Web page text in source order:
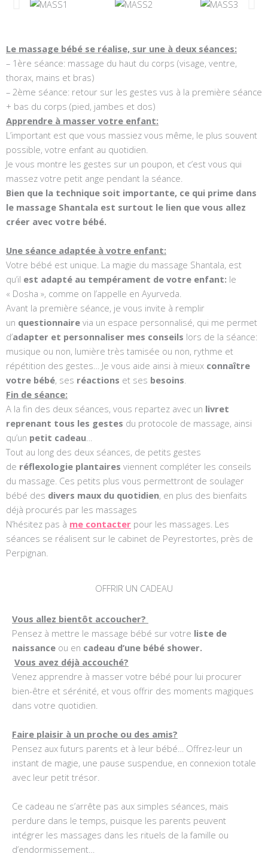
Le massage bébé se réalise, sur une à deux séances:
– 1ère séance: massage du haut du corps (visage, ventre,
thorax, mains et bras)
– 2ème séance: retour sur les gestes vus à la première séance
+ bas du corps (pied, jambes et dos)
Apprendre à masser votre enfant:
L’important est que vous massiez vous même, le plus souvent
possible, votre enfant au quotidien.
Je vous montre les gestes sur un poupon, et c’est vous qui
massez votre petit ange pendant la séance.
Bien que la technique soit importante, ce qui prime dans
le massage Shantala est surtout le lien que vous allez
créer avec votre bébé.
Une séance adaptée à votre enfant:
Votre bébé est unique. La magie du massage Shantala, est
qu’il est adapté au tempérament de votre enfant: le
« Dosha », comme on l’appelle en Ayurveda.
Avant la première séance, je vous invite à remplir
un questionnaire via un espace personnalisé, qui me permet
d’adapter et personnaliser mes conseils lors de la séance:
musique ou non, lumière très tamisée ou non, rythme et
répétition des gestes… Je vous aide ainsi à mieux connaître
votre bébé, ses réactions et ses besoins.
Fin de séance:
A la fin des deux séances, vous repartez avec un livret
reprenant tous les gestes du protocole de massage, ainsi
qu’un petit cadeau…
Tout au long des deux séances, de petits gestes
de réflexologie plantaires viennent compléter les conseils
du massage. Ces petits plus vous permettront de soulager
bébé des divers maux du quotidien, en plus des bienfaits
déjà procurés par les massages
N’hésitez pas à me contacter pour les massages. Les
séances se réalisent sur le cabinet de Peyrestortes, près de
Perpignan.
OFFRIR UN CADEAU
Vous allez bientôt accoucher?
Pensez à mettre le massage bébé sur votre liste de
naissance ou en cadeau d’une bébé shower.
Vous avez déjà accouché?
Venez apprendre à masser votre bébé pour lui procurer
bien-être et sérénité, et vous offrir des moments magiques
dans votre quotidien.
Faire plaisir à un proche ou des amis?
Pensez aux futurs parents et à leur bébé… Offrez-leur un
instant de magie, une pause suspendue, en connexion totale
avec leur petit trésor.
Ce cadeau ne s’arrête pas aux simples séances, mais
perdure dans le temps, puisque les parents peuvent
intégrer les massages dans les rituels de la famille ou
d’endormissement…